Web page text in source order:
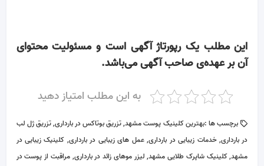
این مطلب یک رپورتاژ آگهی است و مسئولیت محتوای
آن بر عهده‌ی صاحب آگهی می‌باشد.
به این مطلب امتیاز دهید
برچسب ها :بهترین کلینیک پوست مشهد,تزریق بوتاکس در بارداری,تزریق ژل لب
در بارداری,خدمات زیبایی در بارداری,عمل های زیبایی در بارداری, کلینیک زیبایی در
مشهد,کلینیک شاپرک طلایی مشهد, لیزر موهای زائد در بارداری,مراقبت از پوست در